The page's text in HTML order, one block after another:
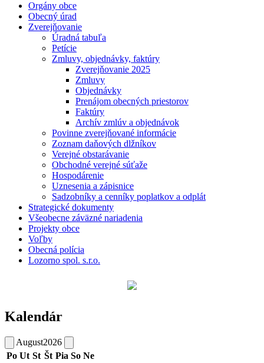
Orgány obce
Obecný úrad
Zverejňovanie
Úradná tabuľa
Petície
Zmluvy, objednávky, faktúry
Zverejňovanie 2025
Zmluvy
Objednávky
Prenájom obecných priestorov
Faktúry
Archív zmlúv a objednávok
Povinne zverejňované informácie
Zoznam daňových dlžníkov
Verejné obstarávanie
Obchodné verejné súťaže
Hospodárenie
Uznesenia a zápisnice
Sadzobníky a cenníky poplatkov a odplát
Strategické dokumenty
Všeobecne záväzné nariadenia
Projekty obce
Voľby
Obecná polícia
Lozorno spol. s.r.o.
Kalendár
August2026
Po Ut St Št Pia So Ne